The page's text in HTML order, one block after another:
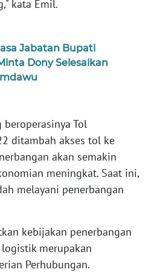
kata Emil.
Jabatan Bupati
Dony Selesaikan
Tol
ditambah akses tol ke
akan semakin
meningkat. Saat ini,
melayani penerbangan
kebijakan penerbangan
merupakan
Perhubungan.